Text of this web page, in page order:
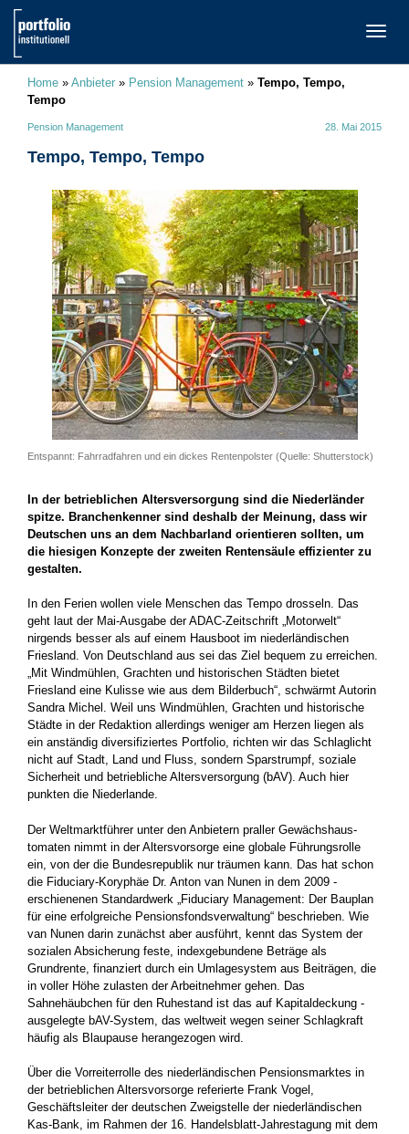
Home » Anbieter » Pension Management » Tempo, Tempo,
Tempo
Pension Management 28. Mai 2015
Tempo, Tempo, Tempo
Entspannt: Fahrradfahren und ein dickes Rentenpolster (Quelle: Shutterstock)
In der betrieblichen Altersversorgung sind die Niederländer
spitze. Branchenkenner sind deshalb der Meinung, dass wir
Deutschen uns an dem Nachbarland orientieren sollten, um
die hiesigen Konzepte der zweiten Rentensäule effizienter zu
gestalten.
In den Ferien wollen viele Menschen das Tempo drosseln. Das
geht laut der Mai-Ausgabe der ADAC-Zeitschrift „Motorwelt“
nirgends ­besser als auf einem Hausboot im niederländischen
Friesland. Von Deutschland aus sei das Ziel bequem zu erreichen.
„Mit Wind­mühlen, Grachten und historischen Städten bietet
Friesland eine Kulisse wie aus dem Bilderbuch“, schwärmt Autorin
Sandra Michel. Weil uns Windmühlen, Grachten und historische
Städte in der Redaktion allerdings weniger am Herzen liegen als
ein anständig diversifiziertes Portfolio, richten wir das Schlaglicht
nicht auf Stadt, Land und Fluss, sondern Sparstrumpf, soziale
Sicherheit und betriebliche Alters­versorgung (bAV). Auch hier
punkten die Niederlande.
Der Weltmarktführer unter den Anbietern praller Gewächshaus­
tomaten nimmt in der Altersvorsorge eine globale Führungsrolle
ein, von der die Bundesrepublik nur träumen kann. Das hat schon
die Fiduciary-­Koryphäe Dr. Anton van ­Nunen in dem 2009 ­
erschienenen Standardwerk „­Fiduciary ­Management: Der Bauplan
für eine erfolgreiche Pensionsfondsverwaltung“ beschrieben. Wie
van Nunen darin zunächst aber ausführt, kennt das System der
sozialen Absicherung feste, ­indexgebundene Beträge als
Grundrente, finanziert durch ein Um­lagesystem aus ­Beiträgen, die
in voller Höhe zulasten der Arbeit­nehmer gehen. Das
Sahnehäubchen für den Ruhestand ist das auf ­Kapitaldeckung ­
ausgelegte bAV-System, das weltweit wegen ­seiner Schlagkraft
häufig als Blaupause herangezogen wird.
Über die Vorreiterrolle des niederländischen Pensionsmarktes in
der betrieblichen Altersvorsorge referierte Frank Vogel,
Geschäftsleiter der deutschen Zweigstelle der niederländischen
Kas-Bank, im Rahmen der 16. Handelsblatt-Jahrestagung mit dem